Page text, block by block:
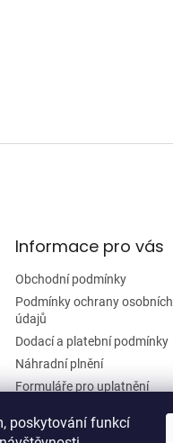
poskytování funkcí
Informace pro vás
Obchodní podmínky
Podmínky ochrany osobních
údajů
Dodací a platební podmínky
Náhradní plnění
Formuláře pro uplatnění
smlouvy